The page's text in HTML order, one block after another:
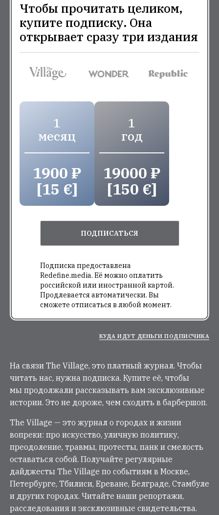
Чтобы прочитать целиком,
купите подписку. Она
открывает сразу три издания
1
месяц
1900 ₽
[15 €]
1
год
19000 ₽
[150 €]
ПОДПИСАТЬСЯ
Подписка предоставлена
Redefine.media. Её можно оплатить
российской или иностранной картой.
Продлевается автоматически. Вы
сможете отписаться в любой момент.
КУДА ИДУТ ДЕНЬГИ ПОДПИСЧИКА
На связи The Village, это платный журнал. Чтобы
читать нас, нужна подписка. Купите её, чтобы
мы продолжали рассказывать вам эксклюзивные
истории. Это не дороже, чем сходить в барбершоп.
The Village — это журнал о городах и жизни
вопреки: про искусство, уличную политику,
преодоление, травмы, протесты, панк и смелость
оставаться собой. Получайте регулярные
дайджесты The Village по событиям в Москве,
Петербурге, Тбилиси, Ереване, Белграде, Стамбуле
и других городах. Читайте наши репортажи,
расследования и эксклюзивные свидетельства.